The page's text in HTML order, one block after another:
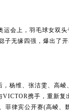
运会上，羽毛球女双
子无缘四强，爆出了
，杨维、张洁雯、高
VICTOR携手，重新
菲律宾公开赛(高崚、